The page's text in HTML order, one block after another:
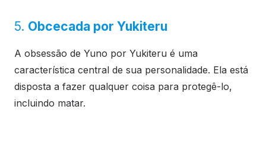
5. Obcecada por Yukiteru
A obsessão de Yuno por Yukiteru é uma
característica central de sua personalidade. Ela está
disposta a fazer qualquer coisa para protegê-lo,
incluindo matar.